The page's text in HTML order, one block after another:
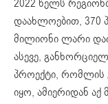
2022 წელს
დაახლოებით, 370
მილიონი ლარი
ასევე,
პროექტი, რომლის
იყო, ამიერიდან აქ